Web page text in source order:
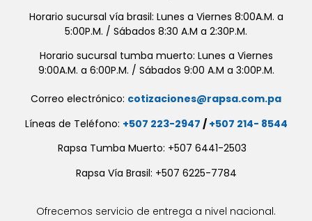
Horario sucursal vía brasil: Lunes a Viernes 8:00A.M. a
5:00P.M. / Sábados 8:30 A.M a 2:30P.M.
Horario sucursal tumba muerto: Lunes a Viernes
9:00A.M. a 6:00P.M. / Sábados 9:00 A.M a 3:00P.M.
Correo electrónico: cotizaciones@rapsa.com.pa
Líneas de Teléfono: +507 223-2947 / +507 214- 8544
Rapsa Tumba Muerto: +507 6441-2503
Rapsa Vía Brasil: +507 6225-7784
Ofrecemos servicio de entrega a nivel nacional.